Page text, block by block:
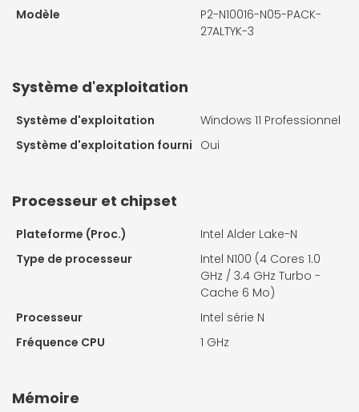
Modèle
P2-N10016-N05-PACK-
27ALTYK-3
Système d'exploitation
Système d'exploitation
Windows 11 Professionnel
Système d'exploitation fourni Oui
Processeur et chipset
Plateforme (Proc.)
Intel Alder Lake-N
Type de processeur
Intel N100 (4 Cores 1.0
GHz / 3.4 GHz Turbo -
Cache 6 Mo)
Processeur
Intel série N
Fréquence CPU
1 GHz
Mémoire